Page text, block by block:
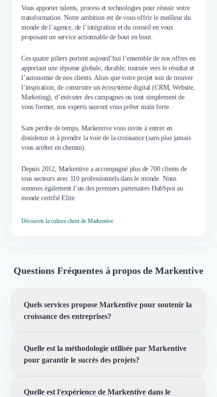
Vous apporter talents, process et technologies pour réussir votre
transformation. Notre ambition est de vous offrir le meilleur du
monde de l’agence, de l’intégration et du conseil en vous
proposant un service actionnable de bout en bout.
Ces quatre piliers portent aujourd’hui l’ensemble de nos offres en
apportant une réponse globale, durable, tournée vers le résultat et
l’autonomie de nos clients. Alors que votre projet soit de trouver
l’inspiration, de construire un écosystème digital (CRM, Website,
Marketing), d’exécuter des campagnes ou tout simplement de
vous former, nos experts sauront vous prêter main forte.
Sans perdre de temps, Markentive vous invite à entrer en
dissidence et à prendre la voie de la croissance (sans plus jamais
vous arrêter en chemin).
Depuis 2012, Markentive a accompagné plus de 700 clients de
tous secteurs avec 110 professionnels dans le monde. Nous
sommes également l’un des premiers partenaires HubSpot au
monde certifié Elite.
Découvrir la culture client de Markentive
Questions Fréquentes à propos de Markentive
Quels services propose Markentive pour soutenir la
croissance des entreprises?
Markentive propose des services d'intégration CRM, de
RevOps et d'implémentation de HubSpot. Nous
Quelle est la méthodologie utilisée par Markentive
pour garantir le succès des projets?
Markentive utilise l'approche REBEL® (RE-solve, B-
Quelle est l'expérience de Markentive dans le